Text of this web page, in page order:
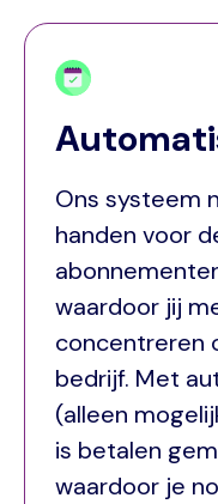
Ons systeem
handen voor
waardoor jij
concentreren
bedrijf. Met
(alleen
is betalen
waardoor je